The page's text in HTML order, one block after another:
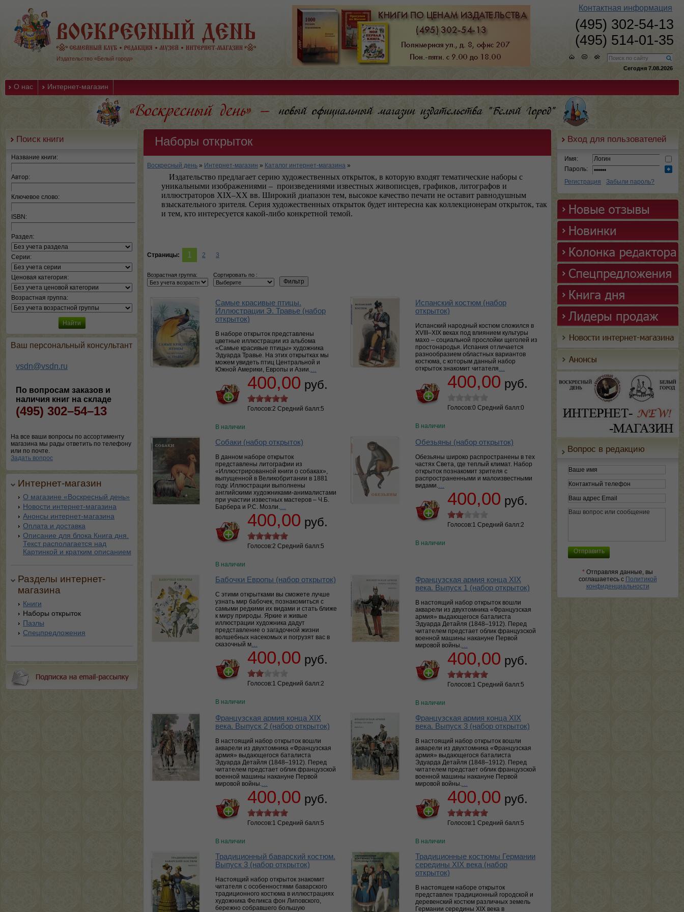
Издательство «Белый город»
Контактная информация
(495) 302-54-13
(495) 514-01-35
Сегодня 7.08.2026
О нас Интернет-магазин
Поиск книги
Название книги:
Автор:
Ключевое слово:
ISBN:
Раздел:
Серии:
Ценовая категория:
Возрастная группа:
Ваш персональный консультант
vsdn@vsdn.ru
По вопросам заказов и
наличия книг на складе
(495) 302–54–13
На все ваши вопросы по ассортименту
магазина мы рады ответить по телефону
или по почте.
Задать вопрос
Интернет-магазин
О магазине «Воскресный день»
Новости интернет-магазина
Анонсы интернет-магазина
Оплата и доставка
Описание для блока Книга дня.
Текст располагается над
Картинкой и кратким описанием
Разделы интернет-
магазина
Книги
Наборы открыток
Пазлы
Спецпредложения
Наборы открыток
Воскресный день » Интернет-магазин » Каталог интернет-магазина »
Издательство предлагает серию художественных открыток, в которую входят тематические наборы с
уникальными изображениями – произведениями известных живописцев, графиков, литографов и
иллюстраторов XIX–XX вв. Широкий диапазон тем, высокое качество печати не оставит равнодушным
взыскательного зрителя. Серия художественных открыток будет интересна как коллекционерам открыток, так
и тем, кто интересуется какой-либо конкретной темой.
Страницы: 1 2 3
Возрастная группа: Сортировать по :
Самые красивые птицы.
Иллюстрации Э. Травье (набор
открыток)
В наборе открыток представлены
цветные иллюстрации из альбома
«Самые красивые птицы» художника
Эдуарда Травье. На этих открытках мы
можем увидеть птиц Центральной и
Южной Америки, Европы и Азии.…
400,00 руб.
Голосов:2 Средний балл:5
В наличии
Испанский костюм (набор
открыток)
Испанский народный костюм сложился в
XVIII–XIX веках под влиянием культуры
махо – социальной прослойки щеголей из
простонародья. Испания отличается
разнообразием областных вариантов
костюма, с которым данный набор
открыток знакомит читателя…
400,00 руб.
Голосов:0 Средний балл:0
В наличии
Собаки (набор открыток)
В данном наборе открыток
представлены литографии из
«Иллюстрированной книги о собаках»,
выпущенной в Великобритании в 1881
году. Иллюстрации выполнены
английскими художниками-анималистами
при участии известных мастеров – Ч.Б.
Барбера и Р.С. Мозли.…
400,00 руб.
Голосов:2 Средний балл:5
В наличии
Обезьяны (набор открыток)
Обезьяны широко распространены в тех
частях Света, где теплый климат. Набор
открыток познакомит зрителя с
распространенными и малоизвестными
видами.…
400,00 руб.
Голосов:1 Средний балл:2
В наличии
Бабочки Европы (набор открыток)
С этими открытками вы сможете лучше
узнать мир бабочек, познакомиться с
самыми редкими их видами и стать ближе
к миру природы. Яркие и живые
иллюстрации художника дадут
представление о загадочной жизни
волшебных насекомых и погрузят вас в
сказочный м…
400,00 руб.
Голосов:1 Средний балл:2
В наличии
Французская армия конца XIX
века. Выпуск 1 (набор открыток)
В настоящий набор открыток вошли
акварели из двухтомника «Французская
армия» выдающегося баталиста
Эдуарда Детайля (1848–1912). Перед
читателем предстает облик французской
военной машины накануне Первой
мировой войны.…
400,00 руб.
Голосов:1 Средний балл:5
В наличии
Французская армия конца XIX
века. Выпуск 2 (набор открыток)
В настоящий набор открыток вошли
акварели из двухтомника «Французская
армия» выдающегося баталиста
Эдуарда Детайля (1848–1912). Перед
читателем предстает облик французской
военной машины накануне Первой
мировой войны.…
400,00 руб.
Голосов:1 Средний балл:5
В наличии
Французская армия конца XIX
века. Выпуск 3 (набор открыток)
В настоящий набор открыток вошли
акварели из двухтомника «Французская
армия» выдающегося баталиста
Эдуарда Детайля (1848–1912). Перед
читателем предстает облик французской
военной машины накануне Первой
мировой войны.…
400,00 руб.
Голосов:1 Средний балл:5
В наличии
Традиционный баварский костюм.
Выпуск 3 (набор открыток)
Настоящий набор открыток знакомит
читателя с особенностями баварского
традиционного костюма в иллюстрациях
художника Феликса фон Липовского,
бережно собравшего большую
Традиционные костюмы Германии
середины XIX века (набор
открыток)
В настоящем наборе открыток
представлен традиционный городской и
деревенский костюм различных земель
Германии середины XIX века в
Вход для пользователей
Имя:
Пароль:
Регистрация
Забыли пароль?
Вопрос в редакцию
* Отправляя данные, вы
соглашаетесь с Политикой
конфиденциальности